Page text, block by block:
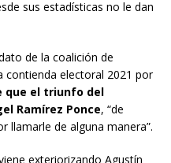
sus estadísticas no le dan
de la coalición de
contienda electoral 2021 por
que el triunfo del
Ramírez Ponce, “de
llamarle de alguna manera”.
exteriorizando Agustín